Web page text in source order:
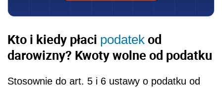
Kto i kiedy płaci podatek od
darowizny? Kwoty wolne od podatku
Stosownie do art. 5 i 6 ustawy o podatku od